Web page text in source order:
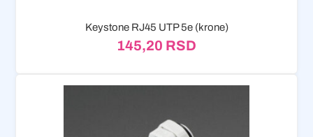
Keystone RJ45 UTP 5e (krone)
145,20 RSD